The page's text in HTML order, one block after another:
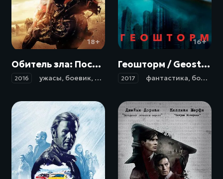
18+
Обитель зла: Последняя глава / Resident Evil: The Final Chapter (2016)
2016 ужасы, боевик, фантастика триллер
16+
Геошторм / Geostorm (2017)
2017 фантастика, боевик